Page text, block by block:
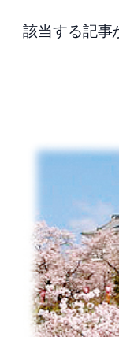
該当する記事